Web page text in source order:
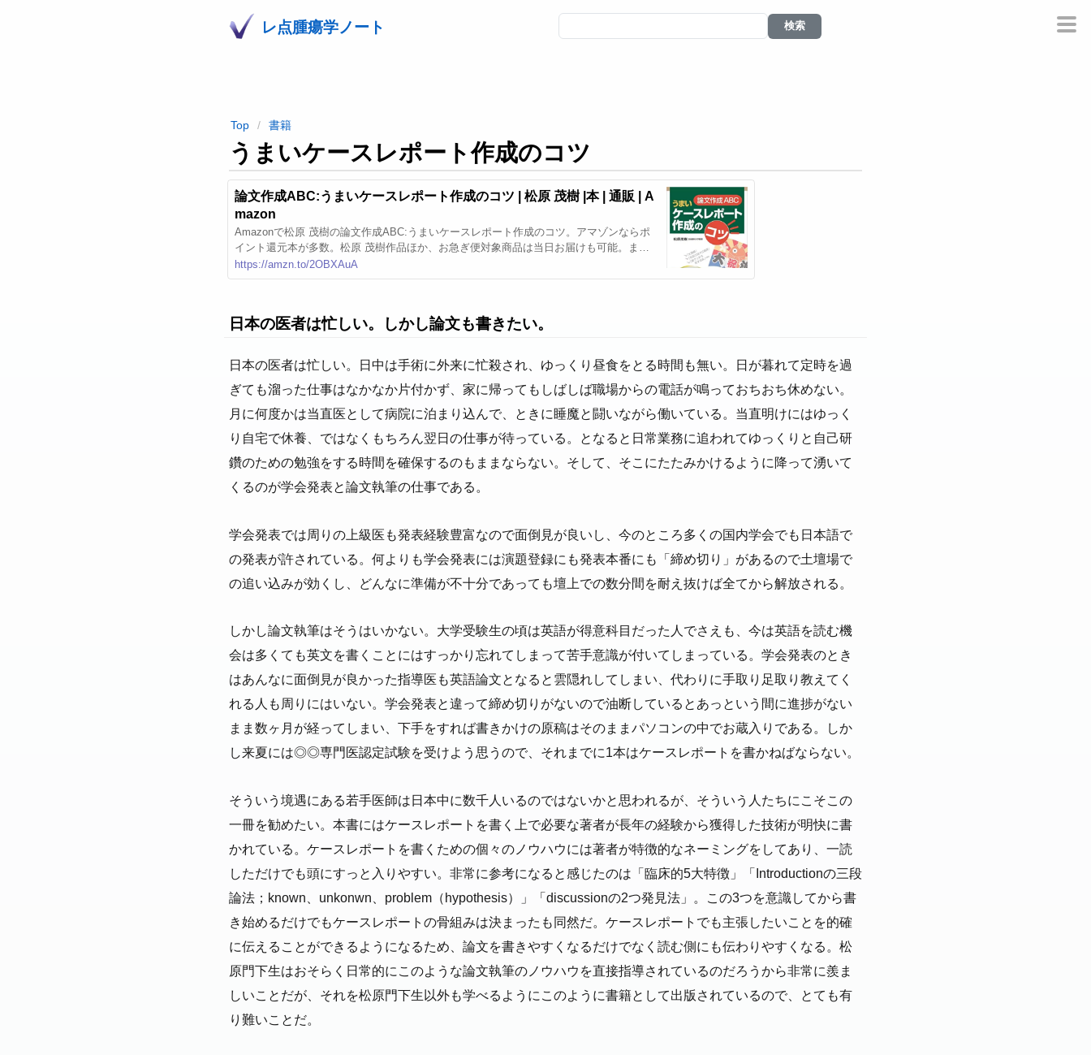
レ点腫瘍学ノート
Top 書籍
うまいケースレポート作成のコツ
論文作成ABC:うまいケースレポート作成のコツ | 松原 茂樹 |本 | 通販 | A
mazon
Amazonで松原 茂樹の論文作成ABC:うまいケースレポート作成のコツ。アマゾンならポ
イント還元本が多数。松原 茂樹作品ほか、お急ぎ便対象商品は当日お届けも可能。また
論文作成ABC:うまいケースレポート作成のコツもアマゾン配送商品なら通常配送無料。
https://amzn.to/2OBXAuA
日本の医者は忙しい。しかし論文も書きたい。
日本の医者は忙しい。日中は手術に外来に忙殺され、ゆっくり昼食をとる時間も無い。日が暮れて定時を過
ぎても溜った仕事はなかなか片付かず、家に帰ってもしばしば職場からの電話が鳴っておちおち休めない。
月に何度かは当直医として病院に泊まり込んで、ときに睡魔と闘いながら働いている。当直明けにはゆっく
り自宅で休養、ではなくもちろん翌日の仕事が待っている。となると日常業務に追われてゆっくりと自己研
鑽のための勉強をする時間を確保するのもままならない。そして、そこにたたみかけるように降って湧いて
くるのが学会発表と論文執筆の仕事である。
学会発表では周りの上級医も発表経験豊富なので面倒見が良いし、今のところ多くの国内学会でも日本語で
の発表が許されている。何よりも学会発表には演題登録にも発表本番にも「締め切り」があるので土壇場で
の追い込みが効くし、どんなに準備が不十分であっても壇上での数分間を耐え抜けば全てから解放される。
しかし論文執筆はそうはいかない。大学受験生の頃は英語が得意科目だった人でさえも、今は英語を読む機
会は多くても英文を書くことにはすっかり忘れてしまって苦手意識が付いてしまっている。学会発表のとき
はあんなに面倒見が良かった指導医も英語論文となると雲隠れしてしまい、代わりに手取り足取り教えてく
れる人も周りにはいない。学会発表と違って締め切りがないので油断しているとあっという間に進捗がない
まま数ヶ月が経ってしまい、下手をすれば書きかけの原稿はそのままパソコンの中でお蔵入りである。しか
し来夏には◎◎専門医認定試験を受けよう思うので、それまでに1本はケースレポートを書かねばならない。
そういう境遇にある若手医師は日本中に数千人いるのではないかと思われるが、そういう人たちにこそこの
一冊を勧めたい。本書にはケースレポートを書く上で必要な著者が長年の経験から獲得した技術が明快に書
かれている。ケースレポートを書くための個々のノウハウには著者が特徴的なネーミングをしてあり、一読
しただけでも頭にすっと入りやすい。非常に参考になると感じたのは「臨床的5大特徴」「Introductionの三段
論法；known、unkonwn、problem（hypothesis）」「discussionの2つ発見法」。この3つを意識してから書
き始めるだけでもケースレポートの骨組みは決まったも同然だ。ケースレポートでも主張したいことを的確
に伝えることができるようになるため、論文を書きやすくなるだけでなく読む側にも伝わりやすくなる。松
原門下生はおそらく日常的にこのような論文執筆のノウハウを直接指導されているのだろうから非常に羨ま
しいことだが、それを松原門下生以外も学べるようにこのように書籍として出版されているので、とても有
り難いことだ。